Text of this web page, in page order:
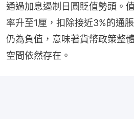
通過加息遏制日圓貶值勢頭。
率升至1厘，扣除接近3%的通
仍為負值，意味著貨幣政策整
空間依然存在。